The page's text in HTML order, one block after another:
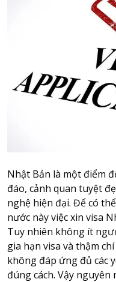
International travel SIM
Tours
Domestic tours
Register as a
Payment instructions
Instructions for
Transfer information
Terms of Use
Privacy Policy
Nhật Bản là một điểm
đáo, cảnh quan tuyệt
nghệ hiện đại. Để có
nước này việc xin visa
Tuy nhiên không ít
gia hạn visa và thậm
không đáp ứng đủ các
đúng cách. Vậy